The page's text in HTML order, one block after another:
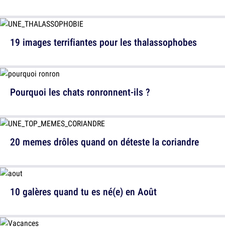
19 images terrifiantes pour les thalassophobes
20 memes drôles quand on déteste la coriandre
Pourquoi les chats ronronnent-ils ?
10 galères quand tu es né(e) en Août